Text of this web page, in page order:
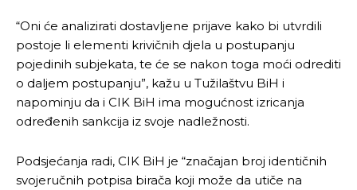
“Oni će analizirati dostavljene prijave kako bi utvrdili
postoje li elementi krivičnih djela u postupanju
pojedinih subjekata, te će se nakon toga moći odrediti
o daljem postupanju”, kažu u Tužilaštvu BiH i
napominju da i CIK BiH ima mogućnost izricanja
određenih sankcija iz svoje nadležnosti.
Podsjećanja radi, CIK BiH je “značajan broj identičnih
svojeručnih potpisa birača koji može da utiče na